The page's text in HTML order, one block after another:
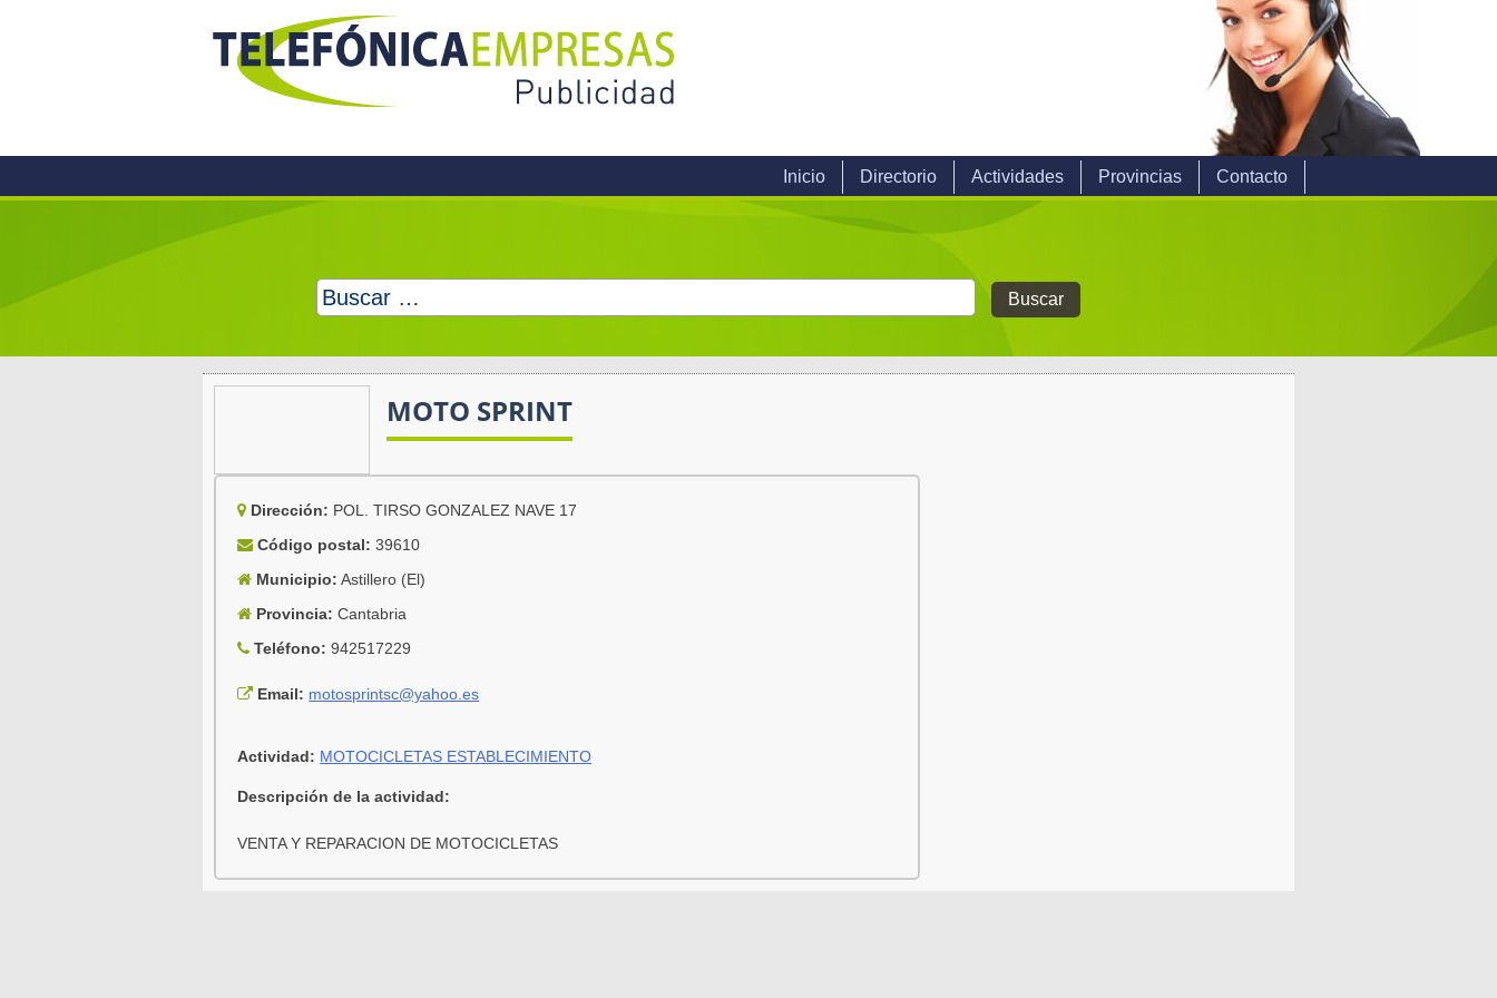
Inicio Directorio Actividades Provincias Contacto
Buscar:
MOTO SPRINT
Dirección: POL. TIRSO GONZALEZ NAVE 17
Código postal: 39610
Municipio: Astillero (El)
Provincia: Cantabria
Teléfono: 942517229
Email: motosprintsc@yahoo.es
Actividad: MOTOCICLETAS ESTABLECIMIENTO
Descripción de la actividad:
VENTA Y REPARACION DE MOTOCICLETAS